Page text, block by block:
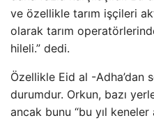
ve özellikle tarım işçileri
olarak tarım
hileli.” dedi.
Özellikle Eid al -Adha’dan
durumdur. Orkun, bazı
ancak bunu “bu yıl keneler